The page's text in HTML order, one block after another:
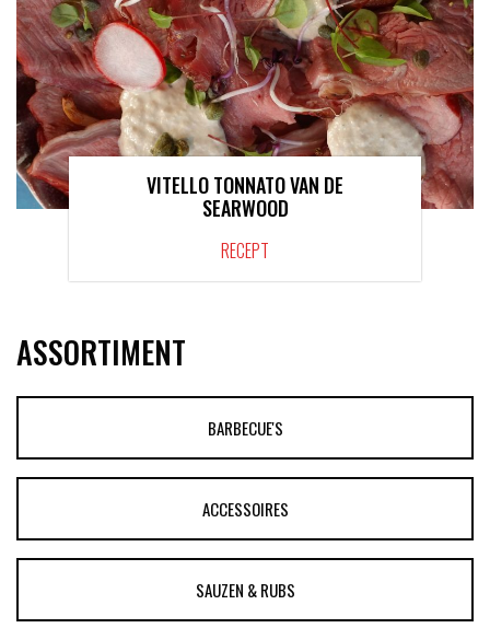
VITELLO TONNATO VAN DE
SEARWOOD
RECEPT
ASSORTIMENT
BARBECUE'S
ACCESSOIRES
SAUZEN & RUBS